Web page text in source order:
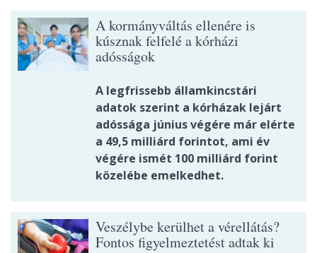
A kormányváltás ellenére is
kúsznak felfelé a kórházi
adósságok
A legfrissebb államkincstári
adatok szerint a kórházak lejárt
adóssága június végére már elérte
a 49,5 milliárd forintot, ami év
végére ismét 100 milliárd forint
közelébe emelkedhet.
Veszélybe kerülhet a vérellátás?
Fontos figyelmeztetést adtak ki